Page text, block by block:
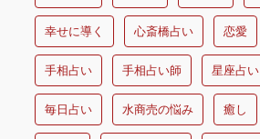
幸せに導く 心斎橋占い 恋愛
手相占い 手相占い師 星座占い
毎日占い 水商売の悩み 癒し